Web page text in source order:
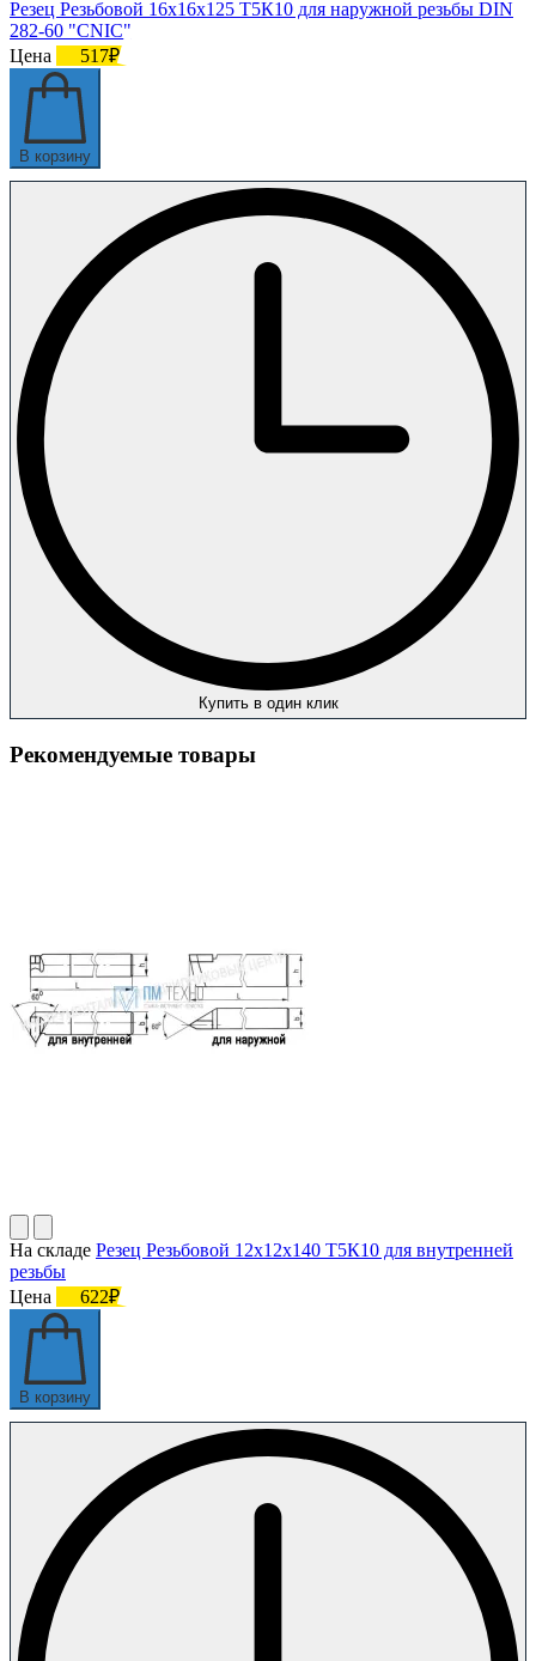
Резец Резьбовой 16х16х125 Т5К10 для наружной резьбы DIN
282-60 "CNIC"
Цена
517₽
В корзину
Купить в один клик
Рекомендуемые товары
На складе Резец Резьбовой 12х12х140 Т5К10 для внутренней
резьбы
Цена
622₽
В корзину